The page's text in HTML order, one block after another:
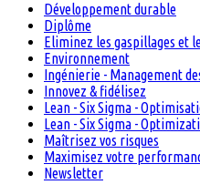
Développement durable
Diplôme
Eliminez les gaspillages et
Environnement
Ingénierie - Management
Innovez & fidélisez
Lean - Six Sigma -
Lean - Six Sigma -
Maîtrisez vos risques
Maximisez votre
Newsletter